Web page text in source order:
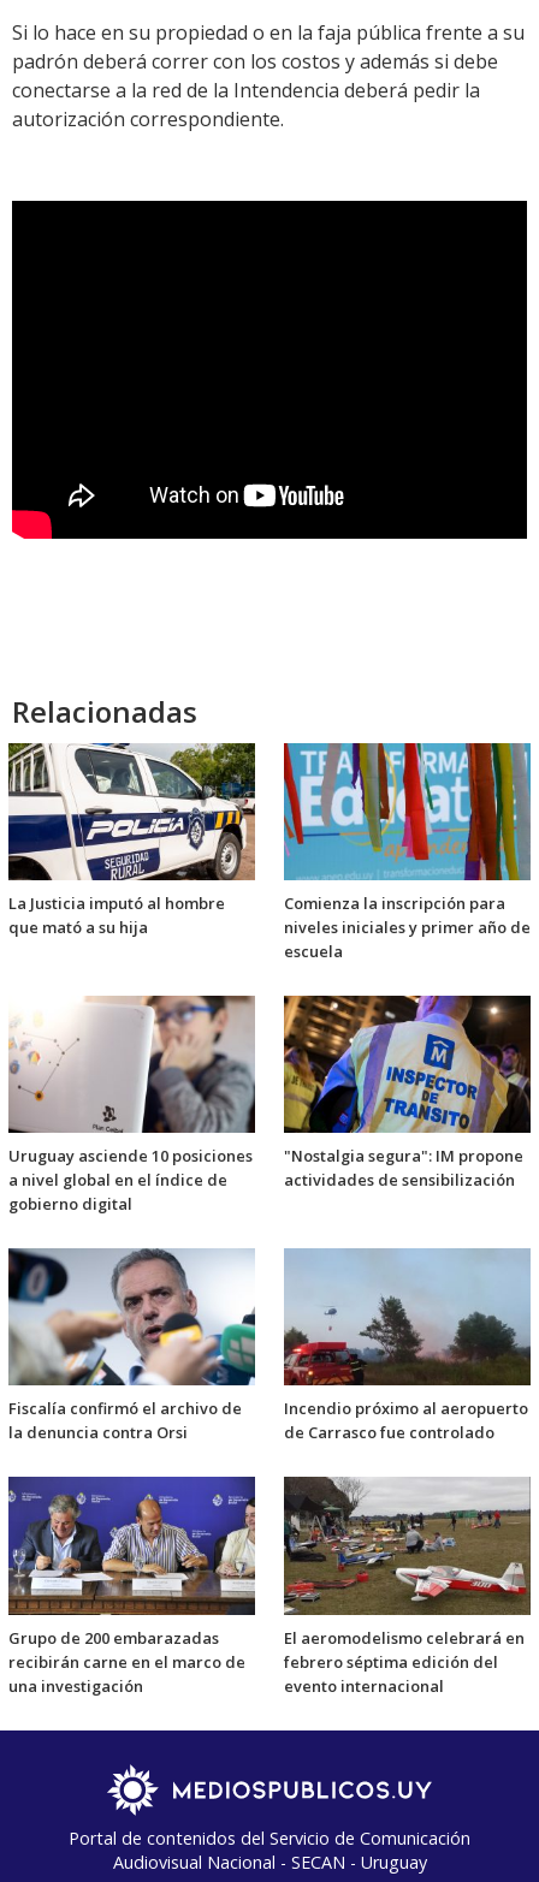
Si lo hace en su propiedad o en la faja pública frente a su
padrón deberá correr con los costos y además si debe
conectarse a la red de la Intendencia deberá pedir la
autorización correspondiente.
Relacionadas
La Justicia imputó al hombre
que mató a su hija
Comienza la inscripción para
niveles iniciales y primer año de
escuela
Uruguay asciende 10 posiciones
a nivel global en el índice de
gobierno digital
"Nostalgia segura": IM propone
actividades de sensibilización
Fiscalía confirmó el archivo de
la denuncia contra Orsi
Incendio próximo al aeropuerto
de Carrasco fue controlado
Grupo de 200 embarazadas
recibirán carne en el marco de
una investigación
El aeromodelismo celebrará en
febrero séptima edición del
evento internacional
Portal de contenidos del Servicio de Comunicación
Audiovisual Nacional - SECAN - Uruguay